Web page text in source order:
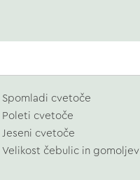
Spomladi cvetoče
Poleti cvetoče
Jeseni cvetoče
Velikost čebulic in gomoljev